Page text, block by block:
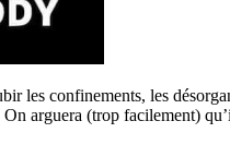
les confinements, les
On arguera (trop facilement)